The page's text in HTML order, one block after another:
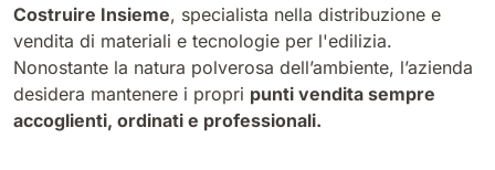
650 mm 3900 m²/h
Costruire Insieme, specialista nella distribuzione e
vendita di materiali e tecnologie per l'edilizia.
Nonostante la natura polverosa dell’ambiente, l’azienda
desidera mantenere i propri punti vendita sempre
accoglienti, ordinati e professionali.